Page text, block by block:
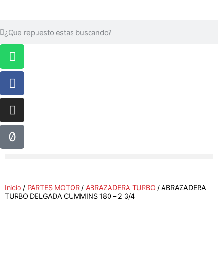
Inicio / PARTES MOTOR/ ABRAZADERA TURBO / ABRAZADERA
TURBO DELGADA CUMMINS 180 – 2 3/4